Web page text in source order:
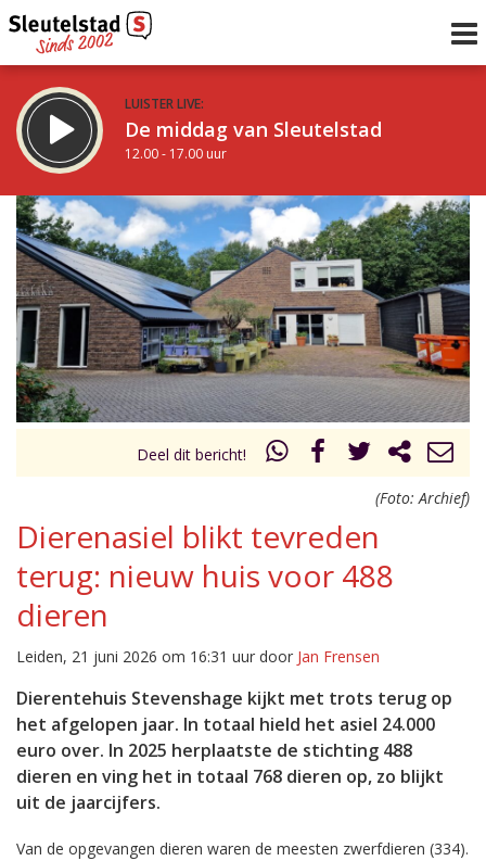
LUISTER LIVE:
De middag van Sleutelstad
12.00 - 17.00 uur
STRAKS:
Sleutelstad 30
17.00 - 19.00 uur
Vorig uur
uur 1 van 0 Volgend uur
Inklappen
Deel dit bericht!
(Foto: Archief)
Dierenasiel blikt tevreden
terug: nieuw huis voor 488
dieren
Leiden, 21 juni 2026 om 16:31 uur door Jan Frensen
Dierentehuis Stevenshage kijkt met trots terug op
het afgelopen jaar. In totaal hield het asiel 24.000
euro over. In 2025 herplaatste de stichting 488
dieren en ving het in totaal 768 dieren op, zo blijkt
uit de jaarcijfers.
Van de opgevangen dieren waren de meesten zwerfdieren (334).